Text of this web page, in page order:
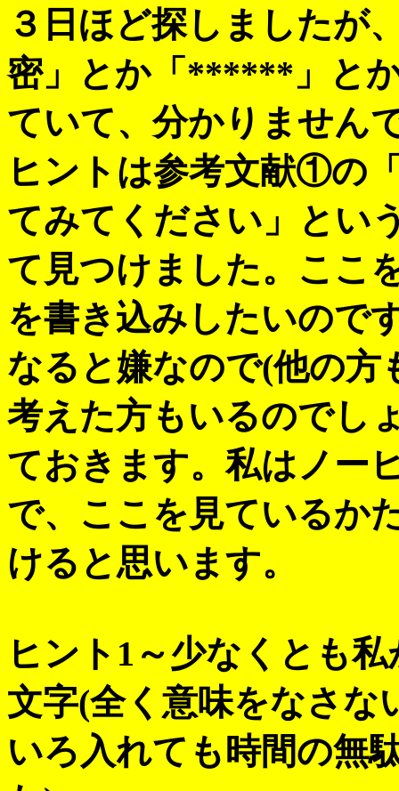
３日ほど探しましたが
密」とか「******」と
ていて、分かりません
ヒントは参考文献①の
てみてください」とい
て見つけました。ここ
を書き込みしたいので
なると嫌なので(他の方
考えた方もいるのでし
ておきます。私はノー
で、ここを見ているか
けると思います。
ヒント1～少なくとも
文字(全く意味をなさな
いろ入れても時間の無